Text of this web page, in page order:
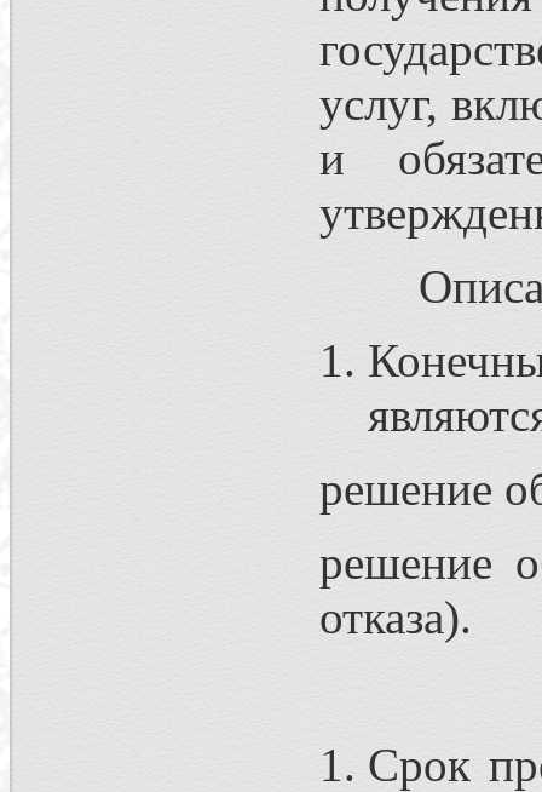
услуг,
и
решение
решение
отказа).
Срок